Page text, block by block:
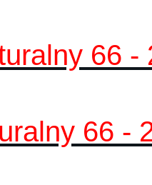
66 -
66 -